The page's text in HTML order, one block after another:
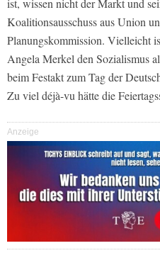
ist, wissen nicht der Markt und
Koalitionsausschuss aus Union
Planungskommission. Vielleicht
Angela Merkel den Sozialismus
beim Festakt zum Tag der
Zu viel déjà-vu hätte die
Anzeige